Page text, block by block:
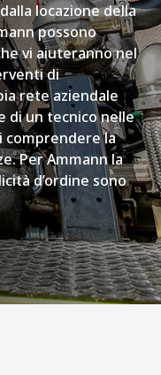
locazione della
possono
vi aiuteranno nel
di
rete aziendale
di un tecnico nelle
comprendere la
Per Ammann la
d’ordine sono